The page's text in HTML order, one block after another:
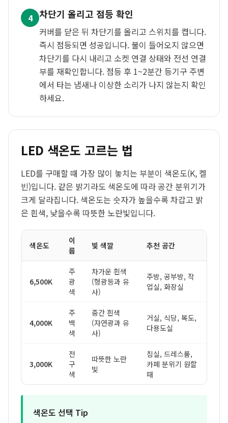
4 차단기 올리고 점등 확인
커버를 닫은 뒤 차단기를 올리고 스위치를 켭니다.
즉시 점등되면 성공입니다. 불이 들어오지 않으면
차단기를 다시 내리고 소켓 연결 상태와 전선 연결
부를 재확인합니다. 점등 후 1~2분간 등기구 주변
에서 타는 냄새나 이상한 소리가 나지 않는지 확인
하세요.
LED 색온도 고르는 법
LED를 구매할 때 가장 많이 놓치는 부분이 색온도(K, 켈
빈)입니다. 같은 밝기라도 색온도에 따라 공간 분위기가
크게 달라집니다. 색온도는 숫자가 높을수록 차갑고 밝
은 흰색, 낮을수록 따뜻한 노란빛입니다.
색온도
이
름
빛 색깔 추천 공간
6,500K
주
광
색
차가운 흰색
(형광등과 유
사)
주방, 공부방, 작
업실, 화장실
4,000K
주
백
색
중간 흰색
(자연광과 유
사)
거실, 식당, 복도,
다용도실
3,000K
전
구
색
따뜻한 노란
빛
침실, 드레스룸,
카페 분위기 원할
때
색온도 선택 Tip